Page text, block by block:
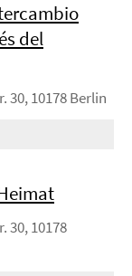
del
30, 10178 Berlin
30, 10178